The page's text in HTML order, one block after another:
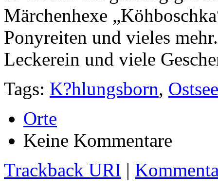
Märchenhexe
Ponyreiten und vieles
Leckerein und viele
Tags: K?hlungsborn, Ostsee
Orte
Keine Kommentare
Trackback URI |